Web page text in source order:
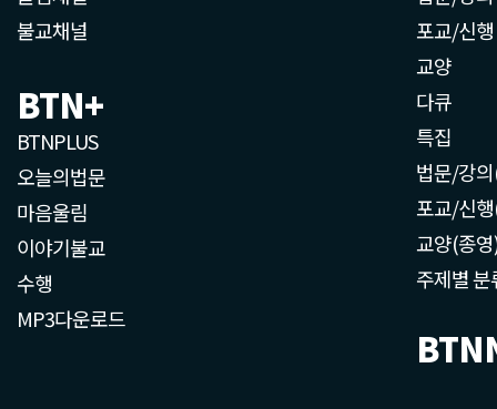
불교채널
BTN+
BTNPLUS
오늘의법문
마음울림
이야기불교
수행
MP3다운로드
포교/신행
교양
다큐
특집
법문/강
포교/신
교양(종
주제별 분